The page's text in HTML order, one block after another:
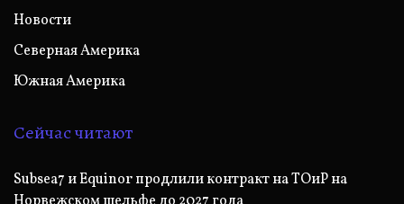
Новости
Северная Америка
Южная Америка
Сейчас читают
Subsea7 и Equinor продлили контракт на ТОиР на